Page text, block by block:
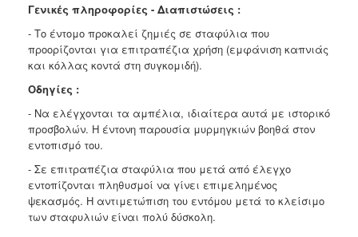
Γενικές πληροφορίες - Διαπιστώσεις :
- Το έντομο προκαλεί ζημιές σε σταφύλια που
προορίζονται για επιτραπέζια χρήση (εμφάνιση καπνιάς
και κόλλας κοντά στη συγκομιδή).
Οδηγίες :
- Να ελέγχονται τα αμπέλια, ιδιαίτερα αυτά με ιστορικό
προσβολών. Η έντονη παρουσία μυρμηγκιών βοηθά στον
εντοπισμό του.
- Σε επιτραπέζια σταφύλια που μετά από έλεγχο
εντοπίζονται πληθυσμοί να γίνει επιμελημένος
ψεκασμός. Η αντιμετώπιση του εντόμου μετά το κλείσιμο
των σταφυλιών είναι πολύ δύσκολη.